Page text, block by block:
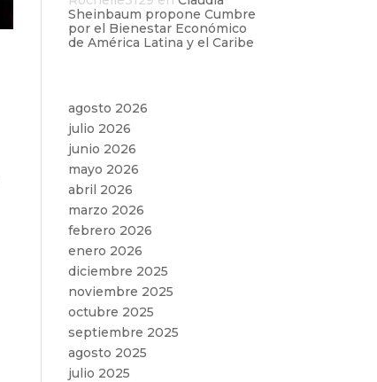
Sheinbaum propone Cumbre
por el Bienestar Económico
de América Latina y el Caribe
agosto 2026
julio 2026
junio 2026
mayo 2026
abril 2026
marzo 2026
febrero 2026
enero 2026
diciembre 2025
noviembre 2025
octubre 2025
septiembre 2025
agosto 2025
julio 2025